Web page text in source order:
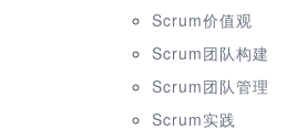
Scrum价值观
Scrum团队构建
Scrum团队管理
Scrum实践